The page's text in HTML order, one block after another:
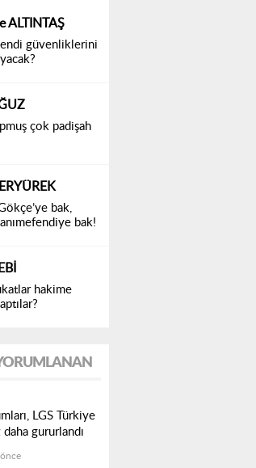
ALTINTAŞ
güvenliklerini
çok padişah
bak,
bak!
hakime
LGS Türkiye
gururlandı